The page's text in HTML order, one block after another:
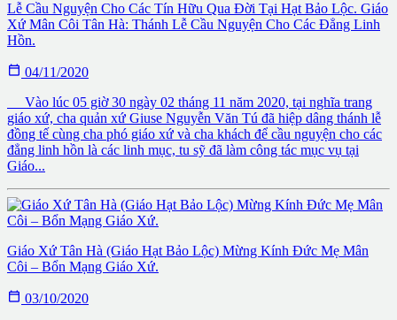
Lễ Cầu Nguyện Cho Các Tín Hữu Qua Đời Tại Hạt Bảo Lộc. Giáo
Xứ Mân Côi Tân Hà: Thánh Lễ Cầu Nguyện Cho Các Đẳng Linh
Hồn.
 04/11/2020
Vào lúc 05 giờ 30 ngày 02 tháng 11 năm 2020, tại nghĩa trang
giáo xứ, cha quản xứ Giuse Nguyễn Văn Tú đã hiệp dâng thánh lễ
đồng tế cùng cha phó giáo xứ và cha khách để cầu nguyện cho các
đẳng linh hồn là các linh mục, tu sỹ đã làm công tác mục vụ tại
Giáo...
Giáo Xứ Tân Hà (Giáo Hạt Bảo Lộc) Mừng Kính Đức Mẹ Mân
Côi – Bổn Mạng Giáo Xứ.
 03/10/2020